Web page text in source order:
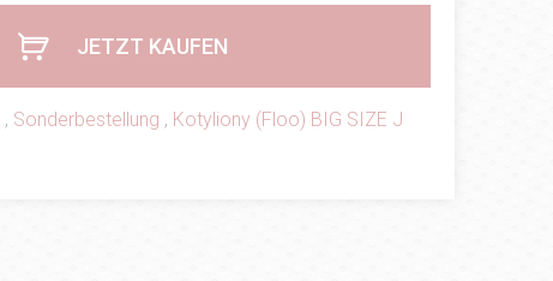
JETZT KAUFEN
, Sonderbestellung , Kotyliony (Floo) BIG SIZE J